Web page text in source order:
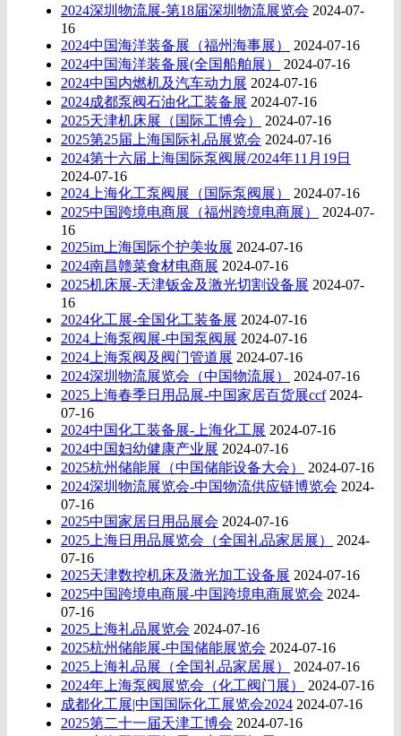
2024深圳物流展-第18届深圳物流展览会 2024-07-
16
2024中国海洋装备展（福州海事展）
2024-07-16
2024中国海洋装备展(全国船舶展）
2024-07-16
2024中国内燃机及汽车动力展 2024-07-16
2024成都泵阀石油化工装备展 2024-07-16
2025天津机床展（国际工博会）
2024-07-16
2025第25届上海国际礼品展览会 2024-07-16
2024第十六届上海国际泵阀展/2024年11月19日
2024-07-16
2024上海化工泵阀展（国际泵阀展）
2024-07-16
2025中国跨境电商展（福州跨境电商展）
2024-07-
16
2025im上海国际个护美妆展 2024-07-16
2024南昌赣菜食材电商展 2024-07-16
2025机床展-天津钣金及激光切割设备展 2024-07-
16
2024化工展-全国化工装备展 2024-07-16
2024上海泵阀展-中国泵阀展 2024-07-16
2024上海泵阀及阀门管道展 2024-07-16
2024深圳物流展览会（中国物流展）
2024-07-16
2025上海春季日用品展-中国家居百货展ccf 2024-
07-16
2024中国化工装备展-上海化工展 2024-07-16
2024中国妇幼健康产业展 2024-07-16
2025杭州储能展（中国储能设备大会）
2024-07-16
2024深圳物流展览会-中国物流供应链博览会 2024-
07-16
2025中国家居日用品展会 2024-07-16
2025上海日用品展览会（全国礼品家居展）
2024-
07-16
2025天津数控机床及激光加工设备展 2024-07-16
2025中国跨境电商展-中国跨境电商展览会 2024-
07-16
2025上海礼品展览会 2024-07-16
2025杭州储能展-中国储能展览会 2024-07-16
2025上海礼品展（全国礼品家居展）
2024-07-16
2024年上海泵阀展览会（化工阀门展）
2024-07-16
成都化工展|中国国际化工展览会2024 2024-07-16
2025第二十一届天津工博会 2024-07-16